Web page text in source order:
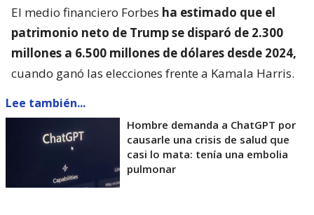
El medio financiero Forbes ha estimado que el
patrimonio neto de Trump se disparó de 2.300
millones a 6.500 millones de dólares desde 2024,
cuando ganó las elecciones frente a Kamala Harris.
Lee también...
Hombre demanda a ChatGPT por
causarle una crisis de salud que
casi lo mata: tenía una embolia
pulmonar